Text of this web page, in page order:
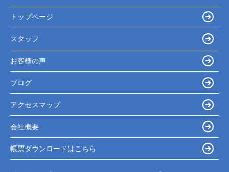
トップページ
スタッフ
お客様の声
ブログ
アクセスマップ
会社概要
帳票ダウンロードはこちら